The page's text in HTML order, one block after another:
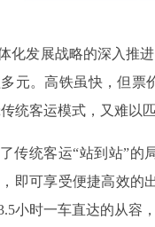
化发展战略的深入推
元。高铁虽快，但
统客运模式，又难以
传统客运“站到站”
即可享受便捷高效的
小时一车直达的从容